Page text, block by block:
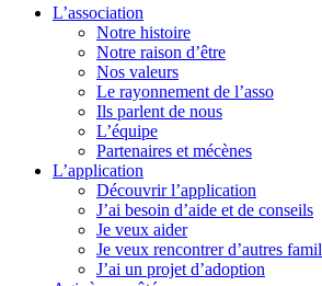
L’association
Notre histoire
Notre raison d’être
Nos valeurs
Le rayonnement de l’asso
Ils parlent de nous
L’équipe
Partenaires et mécènes
L’application
Découvrir l’application
J’ai besoin d’aide et de conseils
Je veux aider
Je veux rencontrer d’autres
J’ai un projet d’adoption